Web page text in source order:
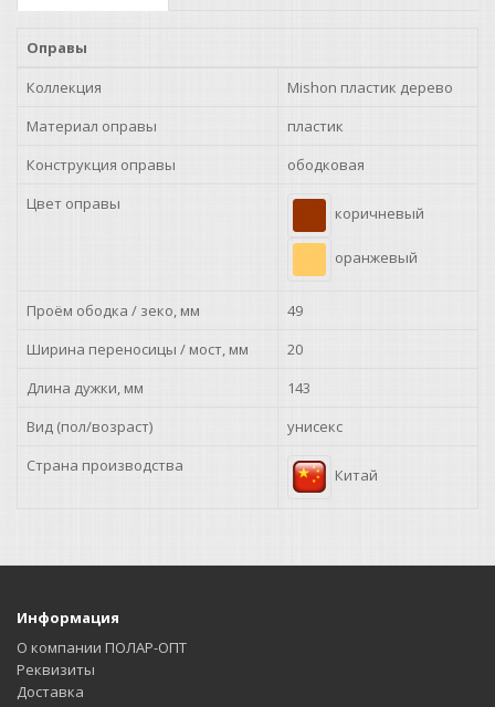
Оправы
Коллекция
Mishon пластик дерево
Материал оправы
пластик
Конструкция оправы
ободковая
Цвет оправы
коричневый
оранжевый
Проём ободка / зеко, мм
49
Ширина переносицы / мост, мм
20
Длина дужки, мм
143
Вид (пол/возраст)
унисекс
Страна производства
Китай
Информация
О компании ПОЛАР-ОПТ
Реквизиты
Доставка